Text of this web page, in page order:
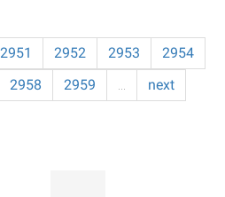
2951 2952 2953
2954
2958 2959 …
next